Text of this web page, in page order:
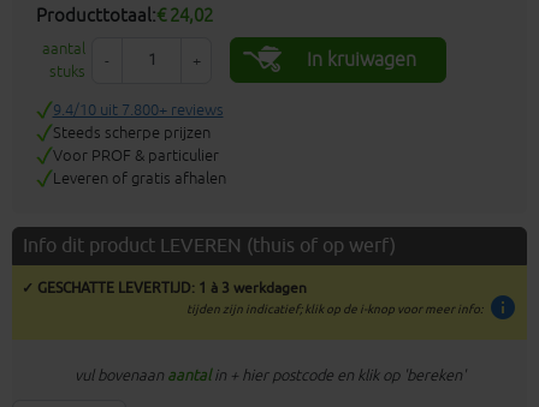
Producttotaal:€ 24,02
aantal
stuks
- + In kruiwagen
9.4/10 uit 7.800+ reviews
Steeds scherpe prijzen
Voor PROF & particulier
Leveren of gratis afhalen
Info dit product LEVEREN (thuis of op werf)
✓ GESCHATTE LEVERTIJD: 1 à 3 werkdagen
info
tijden zijn indicatief; klik op de i-knop voor meer info:
vul bovenaan aantalin + hier postcode en klik op 'bereken'